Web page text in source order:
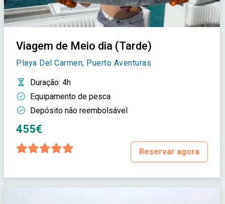
Viagem de Meio dia (Tarde)
Playa Del Carmen, Puerto Aventuras
Duração: 4h
Equipamento de pesca
Depósito não reembolsável
455€
Reservar agora